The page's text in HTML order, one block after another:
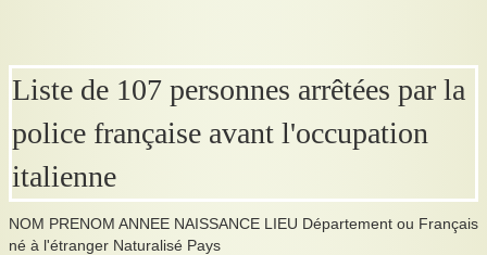
Liste de 107 personnes arrêtées par la
police française avant l'occupation
italienne
NOM PRENOM ANNEE NAISSANCE LIEU Département ou Français
né à l'étranger Naturalisé Pays